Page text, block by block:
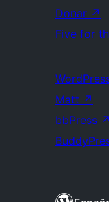
Donar ↗
Five for
Matt ↗
bbPress ↗